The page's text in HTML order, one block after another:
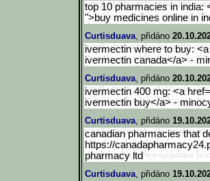
top 10 pharmacies in india:
">buy medicines online in
Curtisduava, přidáno
ivermectin where to buy:
ivermectin canada</a> -
Curtisduava, přidáno
ivermectin 400 mg: <a
ivermectin buy</a> -
Curtisduava, přidáno
canadian pharmacies that
https://
pharmacy ltd
Curtisduava, přidáno